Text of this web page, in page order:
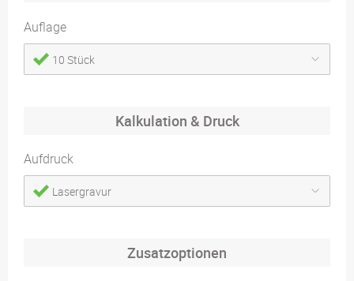
Auflage
10 Stück
Kalkulation & Druck
Aufdruck
Lasergravur
Zusatzoptionen